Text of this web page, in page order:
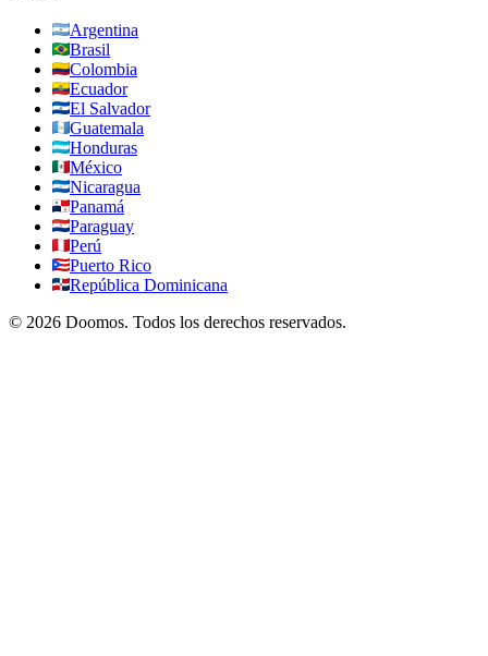
Argentina
Brasil
Colombia
Ecuador
El Salvador
Guatemala
Honduras
México
Nicaragua
Panamá
Paraguay
Perú
Puerto Rico
República Dominicana
© 2026 Doomos. Todos los derechos reservados.